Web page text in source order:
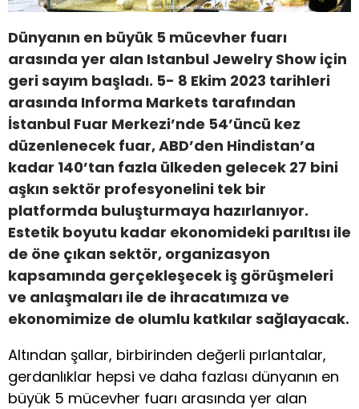
Dünyanın en büyük 5 mücevher fuarı
arasında yer alan Istanbul Jewelry Show için
geri sayım başladı. 5- 8 Ekim 2023 tarihleri
arasında Informa Markets tarafından
İstanbul Fuar Merkezi’nde 54’üncü kez
düzenlenecek fuar, ABD’den Hindistan’a
kadar 140’tan fazla ülkeden gelecek 27 bini
aşkın sektör profesyonelini tek bir
platformda buluşturmaya hazırlanıyor.
Estetik boyutu kadar ekonomideki parıltısı ile
de öne çıkan sektör, organizasyon
kapsamında gerçekleşecek iş görüşmeleri
ve anlaşmaları ile de ihracatımıza ve
ekonomimize de olumlu katkılar sağlayacak.
Altından şallar, birbirinden değerli pırlantalar,
gerdanlıklar hepsi ve daha fazlası dünyanın en
büyük 5 mücevher fuarı arasında yer alan